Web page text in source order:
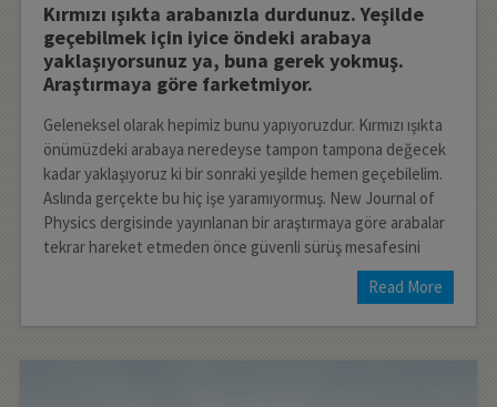
Kırmızı ışıkta arabanızla durdunuz. Yeşilde
geçebilmek için iyice öndeki arabaya
yaklaşıyorsunuz ya, buna gerek yokmuş.
Araştırmaya göre farketmiyor.
Geleneksel olarak hepimiz bunu yapıyoruzdur. Kırmızı ışıkta
önümüzdeki arabaya neredeyse tampon tampona değecek
kadar yaklaşıyoruz ki bir sonraki yeşilde hemen geçebilelim.
Aslında gerçekte bu hiç işe yaramıyormuş. New Journal of
Physics dergisinde yayınlanan bir araştırmaya göre arabalar
tekrar hareket etmeden önce güvenli sürüş mesafesini
Read More